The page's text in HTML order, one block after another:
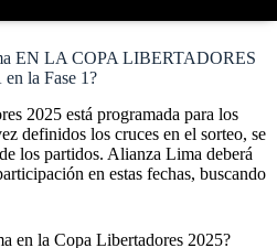
EN LA COPA LIBERTADORES
la Fase 1?
2025 está programada para los
definidos los cruces en el sorteo, se
los partidos. Alianza Lima deberá
en estas fechas, buscando